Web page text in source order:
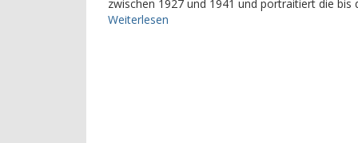
zwischen 1927 und 1941 und portraitiert die bis
Weiterlesen